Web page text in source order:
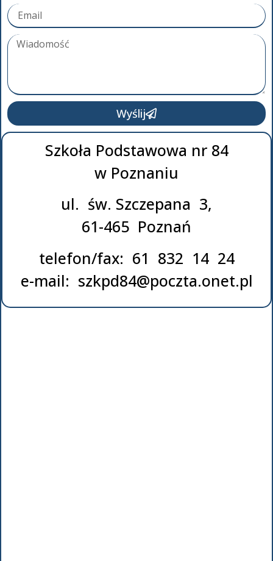
Wyślij
Szkoła Podstawowa nr 84
w Poznaniu
ul. św. Szczepana 3,
61-465 Poznań
telefon/fax: 61 832 14 24
e-mail: szkpd84@poczta.onet.pl